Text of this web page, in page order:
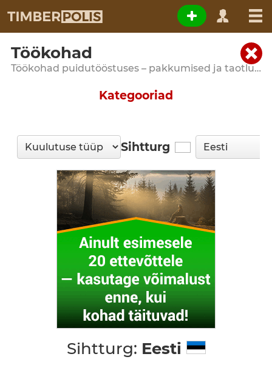
Töökohad
Töökohad puidutööstuses – pakkumised ja taotlused
Kategooriad
Sihtturg
Sihtturg: Eesti